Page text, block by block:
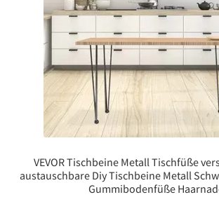
VEVOR Tischbeine Metall Tischfüße
austauschbare Diy Tischbeine Metall
Gummibodenfüße